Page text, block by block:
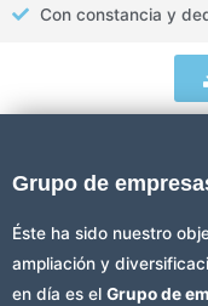
Con constancia y
Grupo de
Éste ha sido nuestro
ampliación y
en día es el Grupo de